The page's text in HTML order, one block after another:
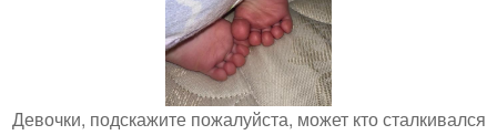
Девочки, подскажите пожалуйста, может кто сталкивался